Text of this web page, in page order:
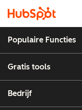
Populaire Functies
Gratis tools
Bedrijf